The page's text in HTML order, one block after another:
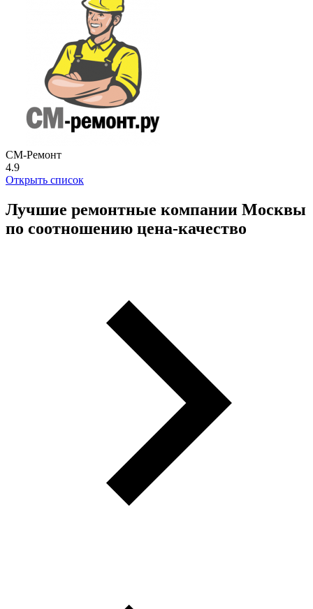
СМ-Ремонт
4.9
Открыть список
Лучшие ремонтные компании Москвы
по соотношению цена-качество